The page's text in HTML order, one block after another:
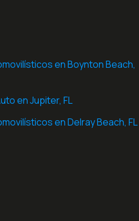
en Boynton Beach,
en ​Jupiter, FL
en Delray Beach, FL